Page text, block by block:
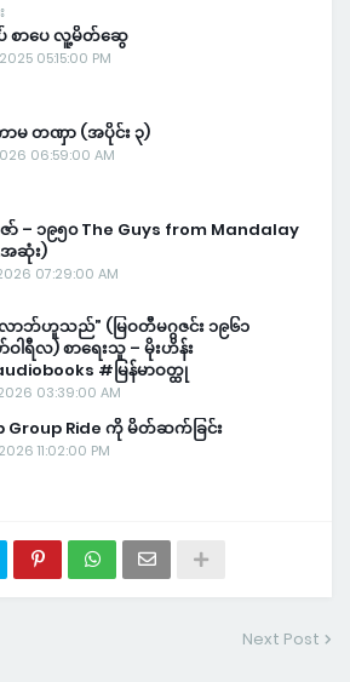
စာပေ လူ့မိတ်ဆွေ
05:15:00 PM
ာမ တဏှာ (အပိုင်း ၃)
06:59:00 AM
– ၁၉၅၀ The Guys from Mandalay
ဆုံး)
07:29:00 AM
ာဘ်ဟူသည်” (မြဝတီမဂ္ဂဇင်း ၁၉၆၁
ဝါရီလ) စာရေးသူ – မိုးဟိန်း
#မြန်မာဝတ္ထု
03:39:00 AM
Group Ride ကို မိတ်ဆက်ခြင်း
11:02:00 PM
Next Post